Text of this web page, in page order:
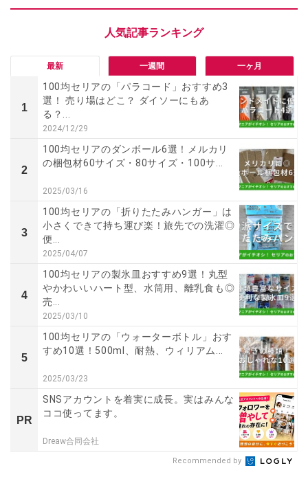
最新 一週間 一ヶ月
1
100均セリアの「パラコード」おすすめ3
選！ 売り場はどこ？ ダイソーにもあ
る？...
2024/12/29
2
100均セリアのダンボール6選！メルカリ
の梱包材60サイズ・80サイズ・100サ...
2025/03/16
3
100均セリアの「折りたたみハンガー」は
小さくできて持ち運び楽！旅先での洗濯◎
便...
2025/04/07
4
100均セリアの製氷皿おすすめ9選！丸型
やかわいいハート型、水筒用、離乳食も◎
売...
2025/03/10
5
100均セリアの「ウォーターボトル」おす
すめ10選！500ml、耐熱、ウィリアム...
2025/03/23
PR
SNSアカウントを着実に成長。実はみんな
ココ使ってます。
Dreaw合同会社
Recommended by